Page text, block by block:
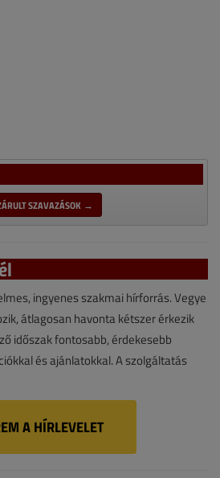
SZAVAZÁSOK →
ingyenes szakmai hírforrás. Vegye
átlagosan havonta kétszer érkezik
időszak fontosabb, érdekesebb
és ajánlatokkal. A szolgáltatás
A HÍRLEVELET